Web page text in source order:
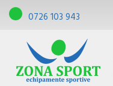
0726 103 943
Pardoseli sportive